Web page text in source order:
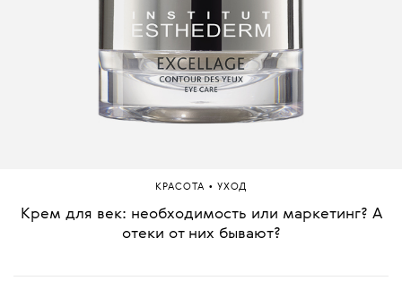
КРАСОТА • УХОД
Крем для век: необходимость или маркетинг? А
отеки от них бывают?